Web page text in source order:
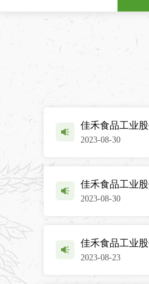
佳禾食品工业
2023-08-30
佳禾食品工业
2023-08-30
佳禾食品工业
2023-08-23